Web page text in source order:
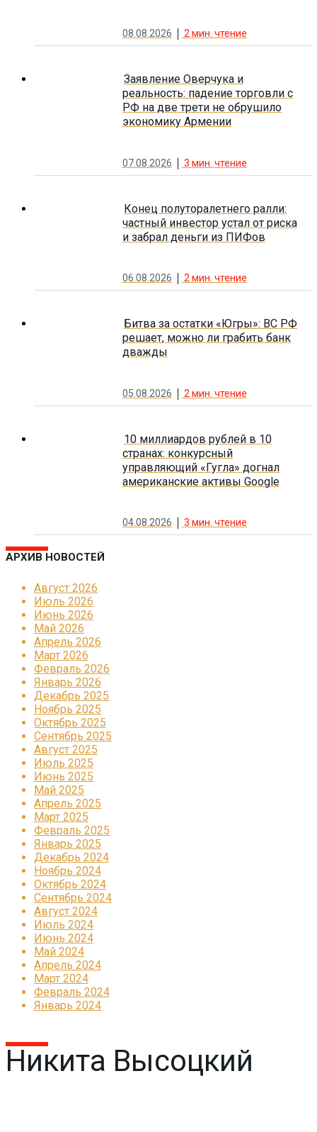
08.08.2026 2 мин. чтение
Заявление Оверчука и
реальность: падение торговли с
РФ на две трети не обрушило
экономику Армении
07.08.2026 3 мин. чтение
Конец полуторалетнего ралли:
частный инвестор устал от риска
и забрал деньги из ПИФов
06.08.2026 2 мин. чтение
Битва за остатки «Югры»: ВС РФ
решает, можно ли грабить банк
дважды
05.08.2026 2 мин. чтение
10 миллиардов рублей в 10
странах: конкурсный
управляющий «Гугла» догнал
американские активы Google
04.08.2026 3 мин. чтение
АРХИВ НОВОСТЕЙ
Август 2026
Июль 2026
Июнь 2026
Май 2026
Апрель 2026
Март 2026
Февраль 2026
Январь 2026
Декабрь 2025
Ноябрь 2025
Октябрь 2025
Сентябрь 2025
Август 2025
Июль 2025
Июнь 2025
Май 2025
Апрель 2025
Март 2025
Февраль 2025
Январь 2025
Декабрь 2024
Ноябрь 2024
Октябрь 2024
Сентябрь 2024
Август 2024
Июль 2024
Июнь 2024
Май 2024
Апрель 2024
Март 2024
Февраль 2024
Январь 2024
Никита Высоцкий